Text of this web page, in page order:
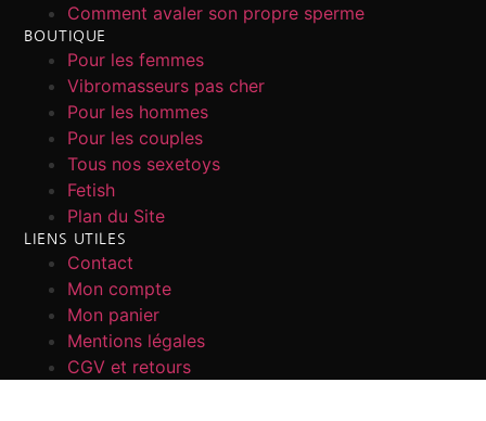
Comment avaler son propre sperme
BOUTIQUE
Pour les femmes
Vibromasseurs pas cher
Pour les hommes
Pour les couples
Tous nos sexetoys
Fetish
Plan du Site
LIENS UTILES
Contact
Mon compte
Mon panier
Mentions légales
CGV et retours